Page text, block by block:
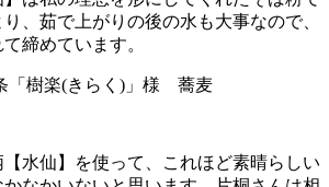
、茹で上がりの後の水も大事なので、
締めています。
仙】を使って、これほど素晴らしい